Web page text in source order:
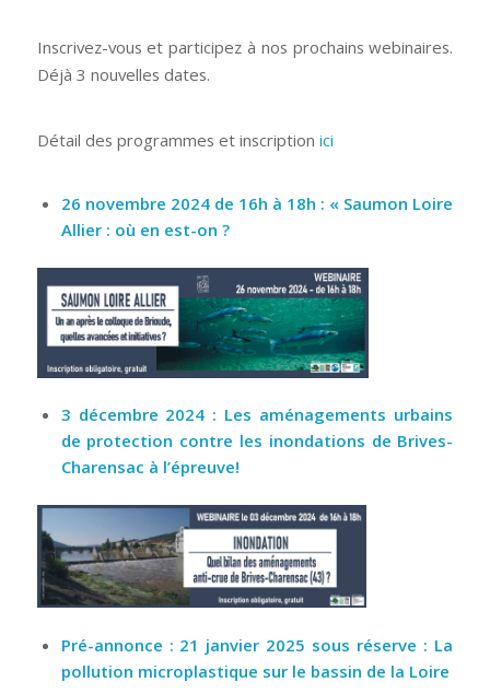
Inscrivez-vous et participez à nos prochains webinaires.
Déjà 3 nouvelles dates.
Détail des programmes et inscription ici
26 novembre 2024 de 16h à 18h : « Saumon Loire
Allier : où en est-on ?
3 décembre 2024 : Les aménagements urbains
de protection contre les inondations de Brives-
Charensac à l’épreuve!
Pré-annonce : 21 janvier 2025 sous réserve : La
pollution microplastique sur le bassin de la Loire